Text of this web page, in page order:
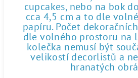
cupcakes, nebo na bok
cca 4,5 cm a to dle
papíru. Počet
dle volného prostoru na
kolečka nemusí být
velikostí decorlistů a
hranatých